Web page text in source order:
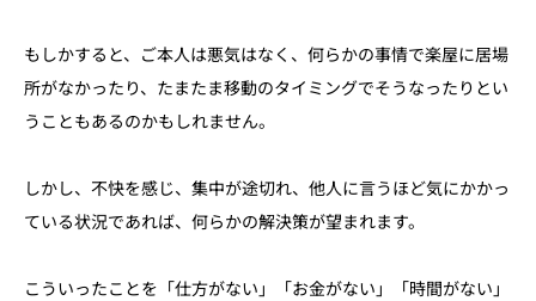
もしかすると、ご本人は悪気はなく、何らかの事情で楽屋に居場
所がなかったり、たまたま移動のタイミングでそうなったりとい
うこともあるのかもしれません。
しかし、不快を感じ、集中が途切れ、他人に言うほど気にかかっ
ている状況であれば、何らかの解決策が望まれます。
こういったことを「仕方がない」「お金がない」「時間がない」